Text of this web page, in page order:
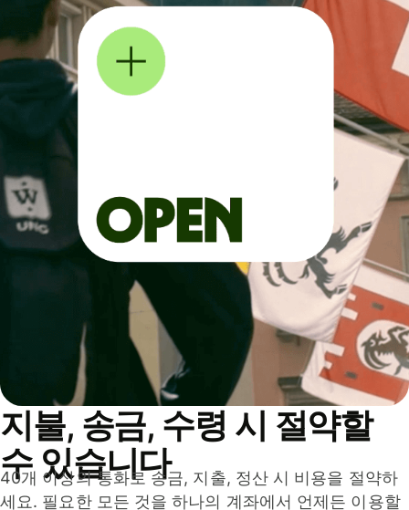
지불, 송금, 수령 시 절약할
수 있습니다
40개 이상의 통화로 송금, 지출, 정산 시 비용을 절약하
세요. 필요한 모든 것을 하나의 계좌에서 언제든 이용할